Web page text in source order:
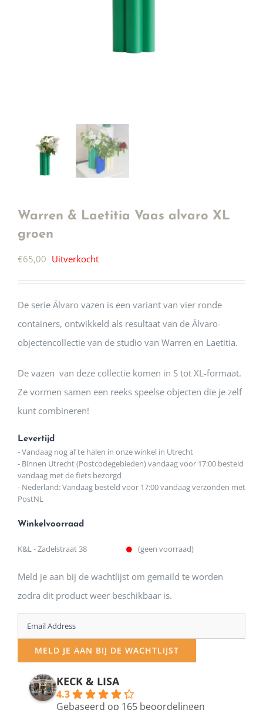
Warren & Laetitia Vaas alvaro XL
groen
€65,00 Uitverkocht
De serie Álvaro vazen ​​is een variant van vier ronde
containers, ontwikkeld als resultaat van de Álvaro-
objectencollectie van de studio van Warren en Laetitia.
De vazen ​ van deze collectie komen in S tot XL-formaat.
Ze vormen samen een reeks speelse objecten die je zelf
kunt combineren!
Levertijd
- Vandaag nog af te halen in onze winkel in Utrecht
- Binnen Utrecht (Postcodegebieden) vandaag voor 17:00 besteld
vandaag met de fiets bezorgd
- Nederland: Vandaag besteld voor 17:00 vandaag verzonden met
PostNL
Winkelvoorraad
K&L - Zadelstraat 38 (geen voorraad)
Meld je aan bij de wachtlijst om gemaild te worden
zodra dit product weer beschikbaar is.
Enter
your
email
address
MELD JE AAN BIJ DE WACHTLIJST
KECK & LISA
4.3
Gebaseerd op 165 beoordelingen